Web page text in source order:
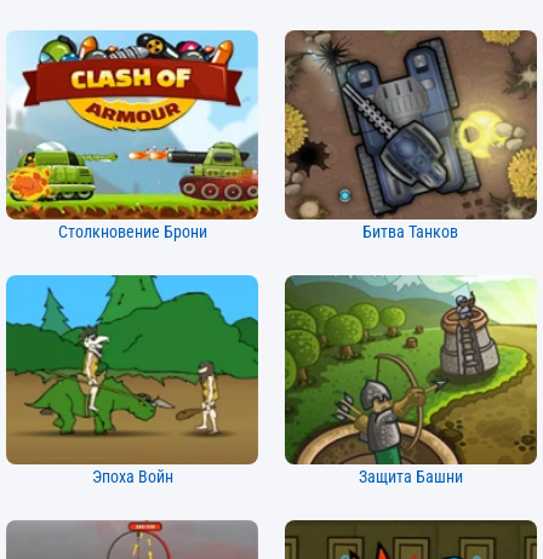
Столкновение Брони Битва Танков
Эпоха Войн Защита Башни